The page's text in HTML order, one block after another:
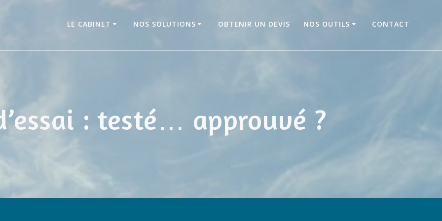
LE CABINET NOS SOLUTIONS OBTENIR UN DEVIS NOS OUTILS CONTACT
: testé… approuvé ?